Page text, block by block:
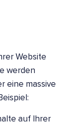
Website
werden
eine massive
auf Ihrer